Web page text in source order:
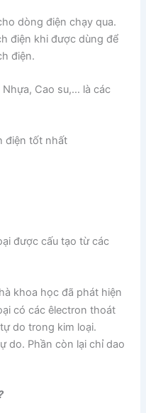
dòng điện chạy qua.
điện khi được dùng để
điện.
Cao su,… là các
được cấu tạo từ các
khoa học đã phát hiện
có các êlectron thoát
do trong kim loại.
do. Phần còn lại chỉ dao